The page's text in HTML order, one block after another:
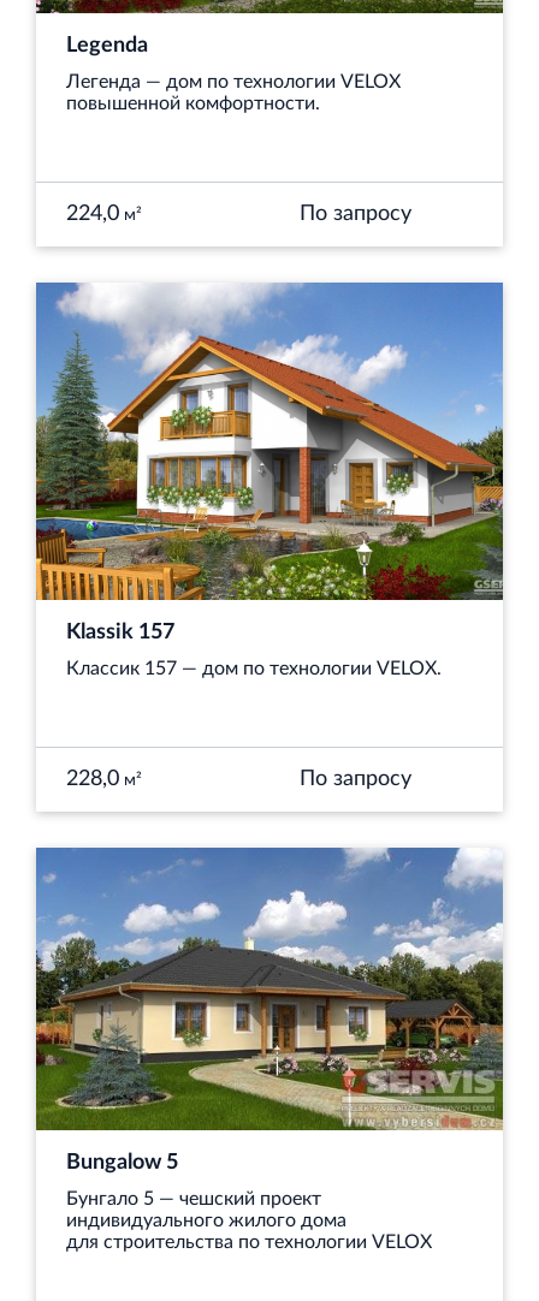
Legenda
Легенда — дом по технологии VELOX
повышенной комфортности.
224,0 м² По запросу
Klassik 157
Классик 157 — дом по технологии VELOX.
228,0 м² По запросу
Bungalow 5
Бунгало 5 — чешский проект
индивидуального жилого дома
для строительства по технологии VELOX